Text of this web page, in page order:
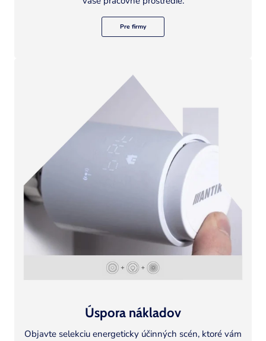
Pre firmy
Úspora nákladov
Objavte selekciu energeticky účinných scén, ktoré vám